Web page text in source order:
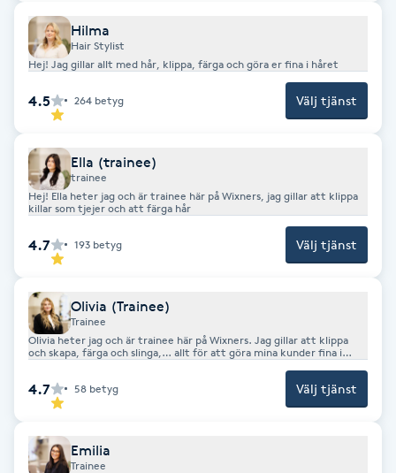
Hårförlängning
Hårvård
Hälsprickor
IPL
IPL hårborttagning
IR-massage
J
Japansk massage
Hilma
Hair Stylist
Hej! Jag gillar allt med hår, klippa, färga och göra er fina i håret
4.5 264 betyg Välj tjänst
Ella (trainee)
trainee
Hej! Ella heter jag och är trainee här på Wixners, jag gillar att klippa
killar som tjejer och att färga hår
4.7 193 betyg Välj tjänst
Olivia (Trainee)
Trainee
Olivia heter jag och är trainee här på Wixners. Jag gillar att klippa
och skapa, färga och slinga,… allt för att göra mina kunder fina i
4.7 58 betyg Välj tjänst
Emilia
Trainee